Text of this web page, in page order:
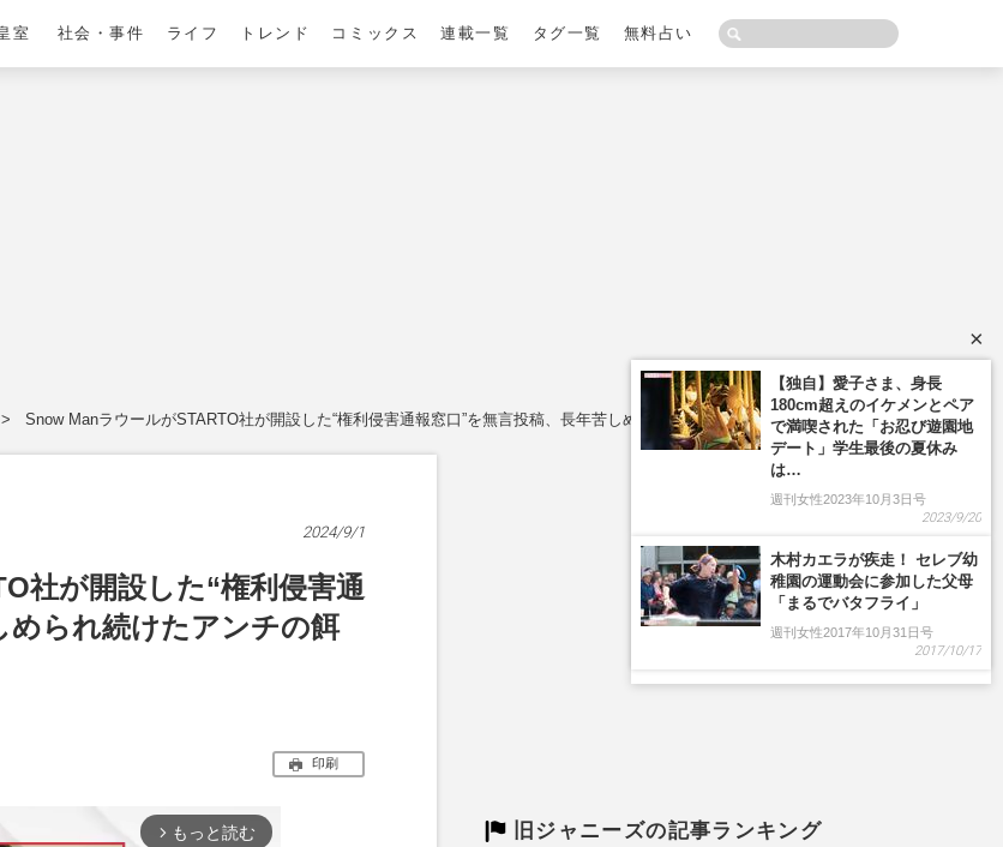
室 社会・事件 ライフ トレンド コミックス 連載一覧 タグ一覧 無料占い
Snow ManラウールがSTARTO社が開設した“権利侵害通報窓口”を無言投稿、長年苦しめられ続けたアンチの餌食
2024/9/1
社が開設した“権利侵害通
められ続けたアンチの餌
印刷
arrow_forward_ios もっと読む 旧ジャニーズの記事ランキング
×